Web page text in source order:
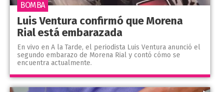
Luis Ventura confirmó que Morena
Rial está embarazada
En vivo en A la Tarde, el periodista Luis Ventura anunció el
segundo embarazo de Morena Rial y contó cómo se
encuentra actualmente.
BOMBA